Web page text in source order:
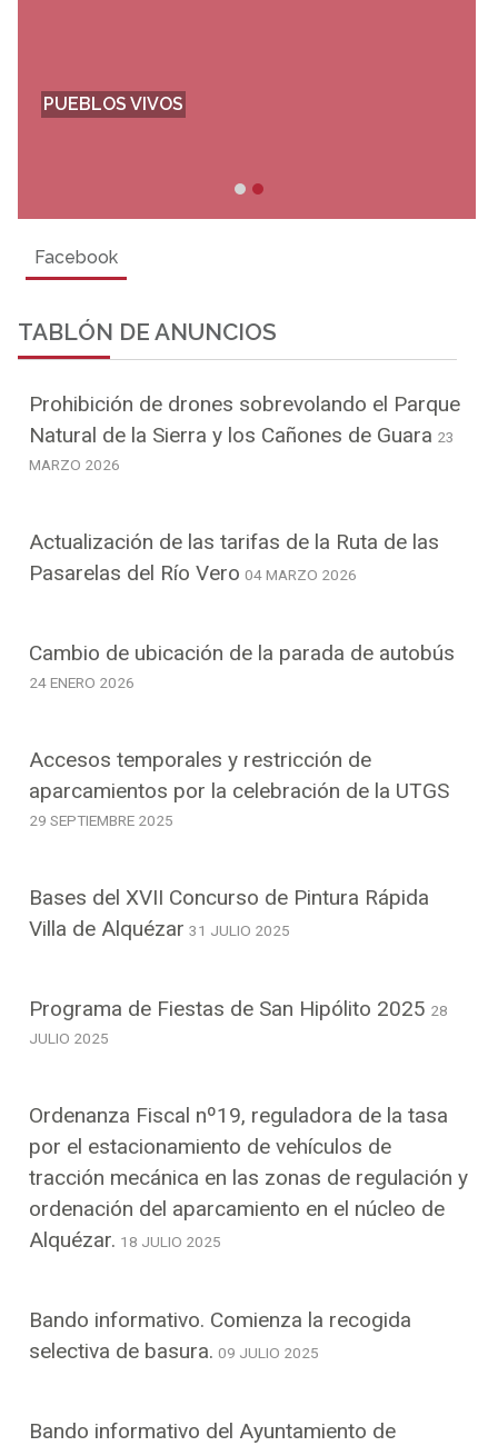
PUEBLOS VIVOS
Facebook
TABLÓN DE ANUNCIOS
Prohibición de drones sobrevolando el Parque
Natural de la Sierra y los Cañones de Guara 23
MARZO 2026
Actualización de las tarifas de la Ruta de las
Pasarelas del Río Vero 04 MARZO 2026
Cambio de ubicación de la parada de autobús
24 ENERO 2026
Accesos temporales y restricción de
aparcamientos por la celebración de la UTGS
29 SEPTIEMBRE 2025
Bases del XVII Concurso de Pintura Rápida
Villa de Alquézar 31 JULIO 2025
Programa de Fiestas de San Hipólito 2025 28
JULIO 2025
Ordenanza Fiscal nº19, reguladora de la tasa
por el estacionamiento de vehículos de
tracción mecánica en las zonas de regulación y
ordenación del aparcamiento en el núcleo de
Alquézar. 18 JULIO 2025
Bando informativo. Comienza la recogida
selectiva de basura. 09 JULIO 2025
Bando informativo del Ayuntamiento de